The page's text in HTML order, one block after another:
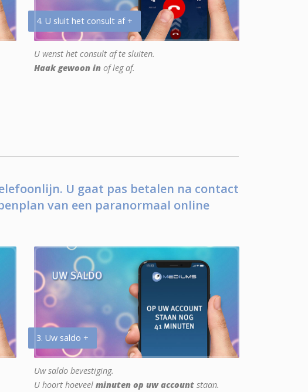
4. U sluit het consult af +
U wenst het consult af te sluiten.
Haak gewoon in of leg af.
U gaat pas betalen na contact
van een paranormaal online
3. Uw saldo +
Uw saldo bevestiging.
U hoort hoeveel minuten op uw account staan.